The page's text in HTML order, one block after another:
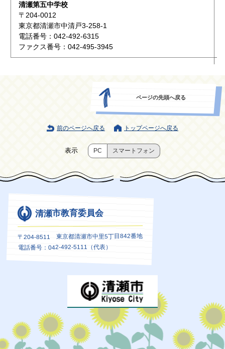
清瀬第五中学校
〒204-0012
東京都清瀬市中清戸3-258-1
電話番号：042-492-6315
ファクス番号：042-495-3945
ページの先頭へ戻る
前のページへ戻る トップページへ戻る
表示 PC スマートフォン
清瀬市教育委員会
〒204-8511 東京都清瀬市中里5丁目842番地
電話番号：042-492-5111（代表）